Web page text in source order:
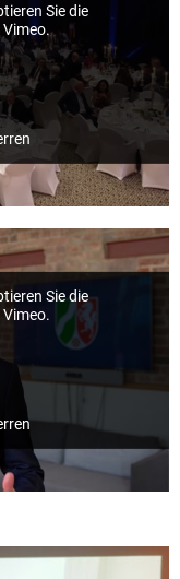
Sie die
Sie die